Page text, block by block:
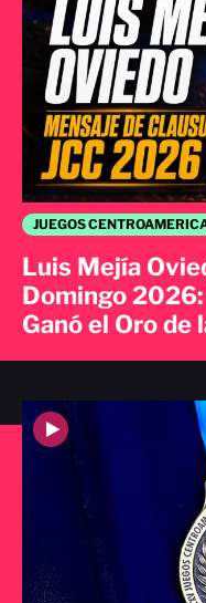
Luis Mejía
Domingo
Ganó el Oro de